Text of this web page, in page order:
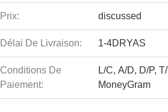
Prix: discussed
Délai De Livraison: 1-4DRYAS
Conditions De
Paiement:
L/C, A/D, D/P,
MoneyGram